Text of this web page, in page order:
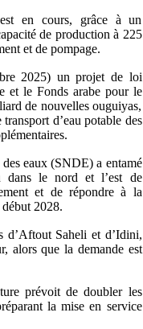
est en cours, grâce à un
de production à 225
et de pompage.
2025) un projet de loi
et le Fonds arabe pour le
de nouvelles ouguiyas,
d’eau potable des
eaux (SNDE) a entamé
dans le nord et l’est de
et de répondre à la
2028.
d’Aftout Saheli et d’Idini,
alors que la demande est
prévoit de doubler les
la mise en service